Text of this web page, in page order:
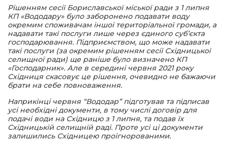
Рішенням сесії Бориславської міської ради з 1 липня
КП «Вододару» було заборонено подавати воду
окремим споживачам іншої територіальної громади, а
надавати такі послуги лише через єдиного суб’єкта
господарювання. Підприємством, що може надавати
такі послуги (за окремим рішенням сесії Східницької
селищної ради) ще раніше було визначено КП
«Господарник». Але в середині червня 2021 року
Східниця скасовує це рішення, очевидно не бажаючи
брати на себе повноваження.
Наприкінці червня “Вододар” підготував та підписав
усі необхідні документи, в тому числі договір для
подачі води на Східницю з 1 липня, та подав їх
Східницькій селищній раді. Проте усі ці документи
залишились Східницею проігнорованими.